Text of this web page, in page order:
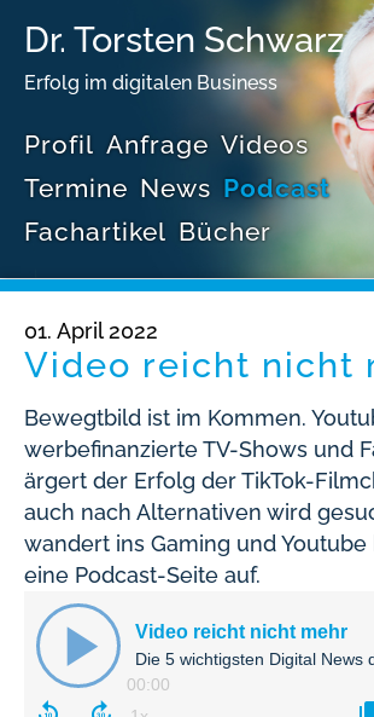
Dr. Torsten Schwarz
Erfolg im digitalen Business
Profil Anfrage Videos
Termine News Podcast
Fachartikel Bücher
01. April 2022
Video reicht nicht
Bewegtbild ist im Kommen.
werbefinanzierte TV-Shows und
ärgert der Erfolg der TikTok-
auch nach Alternativen wird
wandert ins Gaming und
eine Podcast-Seite auf.